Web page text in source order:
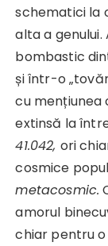
schematici la
alta a
bombastic
și într-o
cu
extinsă la
41.042, ori
cosmice
metacosmic.
amorul
chiar pentru o